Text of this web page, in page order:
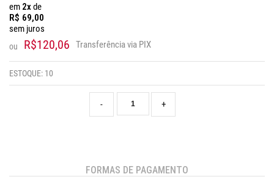
em 2xde
R$ 69,00
sem juros
ou R$120,06 Transferência via PIX
ESTOQUE: 10
+
-
FORMAS DE PAGAMENTO